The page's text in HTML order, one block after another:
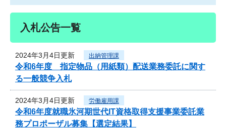
入札公告一覧
2024年3月4日更新 出納管理課
令和6年度 指定物品（用紙類）配送業務委託に関す
る一般競争入札
2024年3月4日更新 労働雇用課
令和6年度就職氷河期世代IT資格取得支援事業委託業
務プロポーザル募集【選定結果】